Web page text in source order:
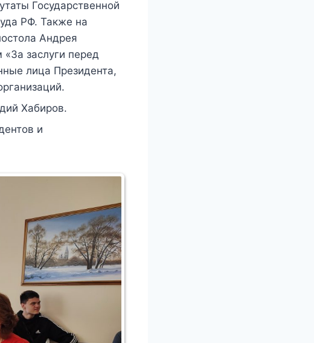
Государственной
РФ. Также на
Андрея
заслуги перед
лица Президента,
Хабиров.
и